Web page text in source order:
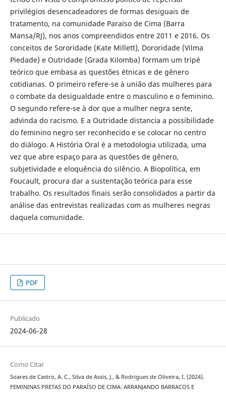
privilégios desencadeadores de formas desiguais de
tratamento, na comunidade Paraíso de Cima (Barra
Mansa/RJ), nos anos compreendidos entre 2011 e 2016. Os
conceitos de Sororidade (Kate Millett), Dororidade (Vilma
Piedade) e Outridade (Grada Kilomba) formam um tripé
teórico que embasa as questões étnicas e de gênero
cotidianas. O primeiro refere-se à união das mulheres para
o combate da desigualdade entre o masculino e o feminino.
O segundo refere-se à dor que a mulher negra sente,
advinda do racismo. E a Outridade distancia a possibilidade
do feminino negro ser reconhecido e se colocar no centro
do diálogo. A História Oral é a metodologia utilizada, uma
vez que abre espaço para as questões de gênero,
subjetividade e eloquência do silêncio. A Biopolítica, em
Foucault, procura dar a sustentação teórica para esse
trabalho. Os resultados finais serão consolidados a partir da
análise das entrevistas realizadas com as mulheres negras
daquela comunidade.
PDF
Publicado
2024-06-28
Como Citar
Soares de Castro, A. C., Silva de Assis, J., & Rodrigues de Oliveira, I. (2024).
FEMININAS PRETAS DO PARAÍSO DE CIMA: ARRANJANDO BARRACOS E